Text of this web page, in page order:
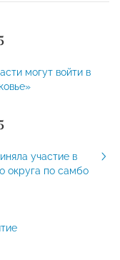
могут войти в
участие в
округа по самбо